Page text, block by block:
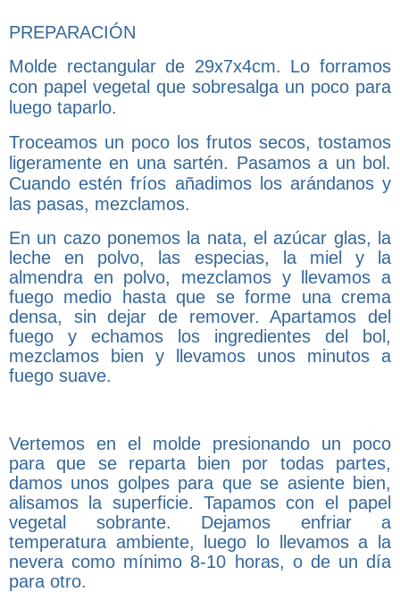
PREPARACIÓN
Molde rectangular de 29x7x4cm. Lo forramos
con papel vegetal que sobresalga un poco para
luego taparlo.
Troceamos un poco los frutos secos, tostamos
ligeramente en una sartén. Pasamos a un bol.
Cuando estén fríos añadimos los arándanos y
las pasas, mezclamos.
En un cazo ponemos la nata, el azúcar glas, la
leche en polvo, las especias, la miel y la
almendra en polvo, mezclamos y llevamos a
fuego medio hasta que se forme una crema
densa, sin dejar de remover. Apartamos del
fuego y echamos los ingredientes del bol,
mezclamos bien y llevamos unos minutos a
fuego suave.
Vertemos en el molde presionando un poco
para que se reparta bien por todas partes,
damos unos golpes para que se asiente bien,
alisamos la superficie. Tapamos con el papel
vegetal sobrante. Dejamos enfriar a
temperatura ambiente, luego lo llevamos a la
nevera como mínimo 8-10 horas, o de un día
para otro.